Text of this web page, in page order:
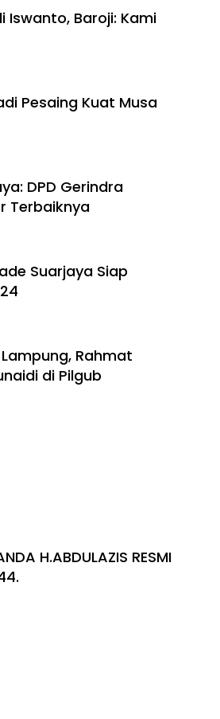
Iswanto, Baroji: Kami
Pesaing Kuat Musa
DPD Gerindra
Terbaiknya
Suarjaya Siap
Rahmat
di Pilgub
H.ABDULAZIS RESMI